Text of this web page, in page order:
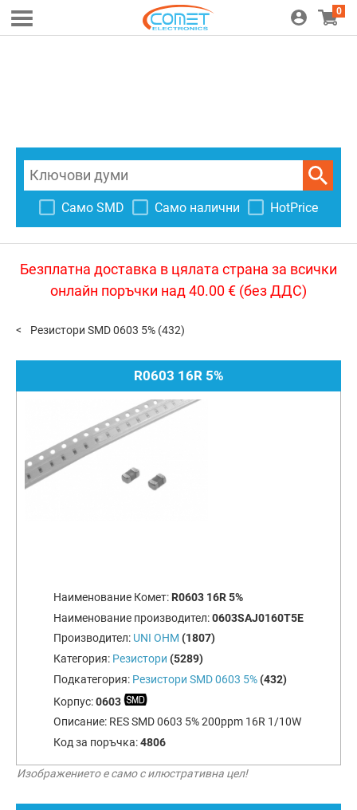
0
Само SMD Само налични HotPrice
Безплатна доставка в цялата страна за всички
онлайн поръчки над 40.00 € (без ДДС)
Резистори SMD 0603 5% (432)
R0603 16R 5%
Наименование Комет: R0603 16R 5%
Наименование производител:0603SAJ0160T5E
Производител: UNI OHM (1807)
Категория: Резистори (5289)
Подкатегория: Резистори SMD 0603 5%(432)
Корпус:0603
Описание: RES SMD 0603 5% 200ppm 16R 1/10W
Код за поръчка:4806
Изображението е само с илюстративна цел!